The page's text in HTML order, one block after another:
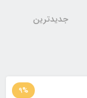
جدیدترین
9%